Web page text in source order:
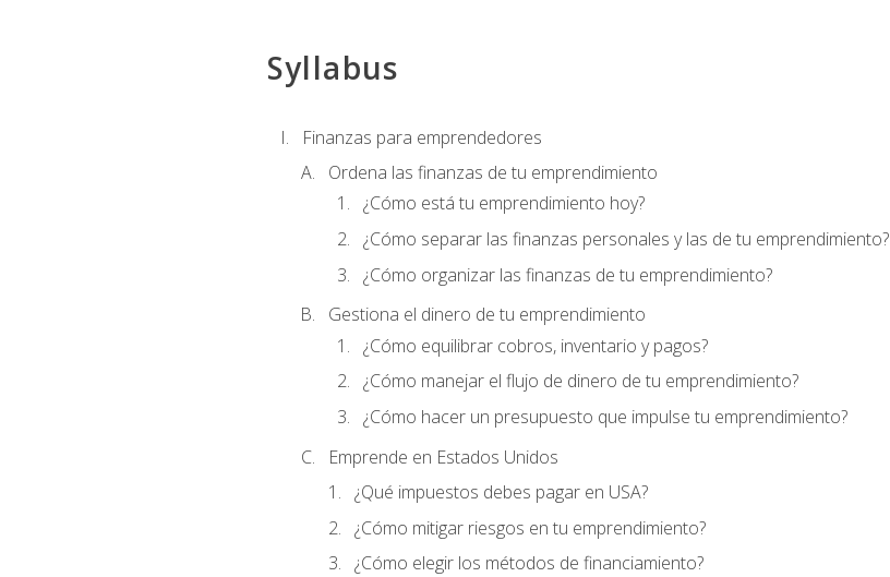
Syllabus
Finanzas para emprendedores
Ordena las finanzas de tu emprendimiento
¿Cómo está tu emprendimiento hoy?
¿Cómo separar las finanzas personales y las de tu emprendimiento?
¿Cómo organizar las finanzas de tu emprendimiento?
Gestiona el dinero de tu emprendimiento
¿Cómo equilibrar cobros, inventario y pagos?
¿Cómo manejar el flujo de dinero de tu emprendimiento?
¿Cómo hacer un presupuesto que impulse tu emprendimiento?
Emprende en Estados Unidos
¿Qué impuestos debes pagar en USA?
¿Cómo mitigar riesgos en tu emprendimiento?
¿Cómo elegir los métodos de financiamiento?